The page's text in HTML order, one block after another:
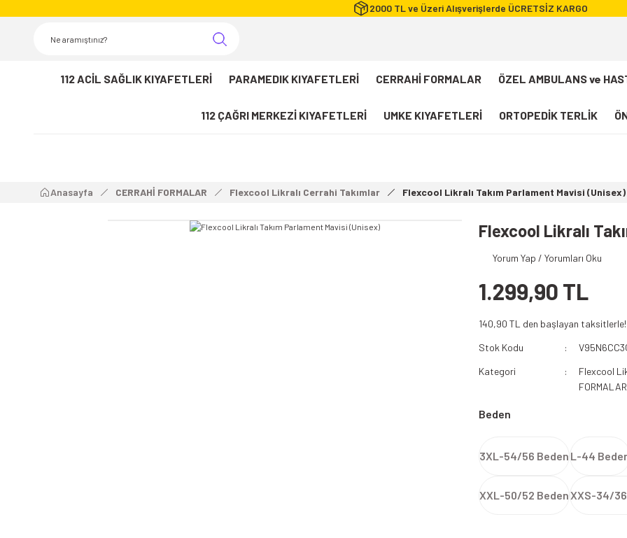
2000 TL ve Üzeri Alışverişlerde ÜCRETSİZ KARGO
112 ACİL SAĞLIK KIYAFETLERİ PARAMEDIK KIYAFETLERİ CERRAHİ FORMALAR ÖZEL AMBULANS ve
112 ÇAĞRI MERKEZİ KIYAFETLERİ UMKE KIYAFETLERİ ORTOPEDİK TERLİK
Paramedik T-shirt
112 Paramedik Yelek
112 Acil Sağlık Polar
Paramedik Swit
Anasayfa CERRAHİ FORMALAR Flexcool Likralı Cerrahi Takımlar Flexcool Likralı Takım Parlament Mavisi (Unisex)
Flexcool Likralı
Yorum Yap / Yorumları Oku
1.299,90 TL
140,90 TL den başlayan taksitlerle!
Stok Kodu
Kategori
Flexcool
FORMALAR
Beden
3XL-54/56 Beden L-44
XXL-50/52 BedenXXS-34/